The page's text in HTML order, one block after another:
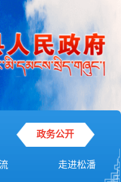
政务公开
走进松潘